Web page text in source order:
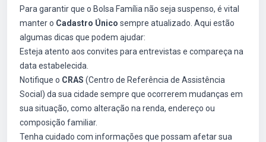
Para garantir que o Bolsa Família não seja suspenso, é vital
manter o Cadastro Único sempre atualizado. Aqui estão
algumas dicas que podem ajudar:
Esteja atento aos convites para entrevistas e compareça na
data estabelecida.
Notifique o CRAS (Centro de Referência de Assistência
Social) da sua cidade sempre que ocorrerem mudanças em
sua situação, como alteração na renda, endereço ou
composição familiar.
Tenha cuidado com informações que possam afetar sua